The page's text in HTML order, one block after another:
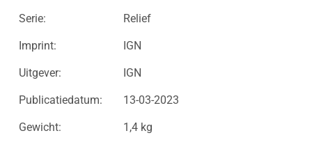
Serie: Relief
Imprint: IGN
Uitgever: IGN
Publicatiedatum: 13-03-2023
Gewicht: 1,4 kg